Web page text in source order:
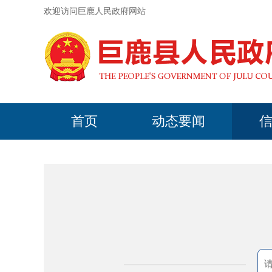
欢迎访问巨鹿人民政府网站
首页 动态要闻